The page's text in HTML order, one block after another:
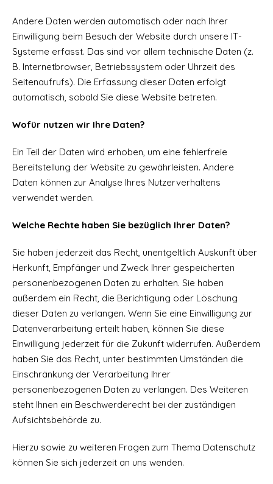
Andere Daten werden automatisch oder nach Ihrer
Einwilligung beim Besuch der Website durch unsere IT-
Systeme erfasst. Das sind vor allem technische Daten (z.
B. Internetbrowser, Betriebssystem oder Uhrzeit des
Seitenaufrufs). Die Erfassung dieser Daten erfolgt
automatisch, sobald Sie diese Website betreten.
Wofür nutzen wir Ihre Daten?
Ein Teil der Daten wird erhoben, um eine fehlerfreie
Bereitstellung der Website zu gewährleisten. Andere
Daten können zur Analyse Ihres Nutzerverhaltens
verwendet werden.
Welche Rechte haben Sie bezüglich Ihrer Daten?
Sie haben jederzeit das Recht, unentgeltlich Auskunft über
Herkunft, Empfänger und Zweck Ihrer gespeicherten
personenbezogenen Daten zu erhalten. Sie haben
außerdem ein Recht, die Berichtigung oder Löschung
dieser Daten zu verlangen. Wenn Sie eine Einwilligung zur
Datenverarbeitung erteilt haben, können Sie diese
Einwilligung jederzeit für die Zukunft widerrufen. Außerdem
haben Sie das Recht, unter bestimmten Umständen die
Einschränkung der Verarbeitung Ihrer
personenbezogenen Daten zu verlangen. Des Weiteren
steht Ihnen ein Beschwerderecht bei der zuständigen
Aufsichtsbehörde zu.
Hierzu sowie zu weiteren Fragen zum Thema Datenschutz
können Sie sich jederzeit an uns wenden.